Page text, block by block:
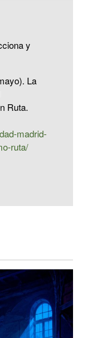
y
La
Ruta.
madrid-
ruta/